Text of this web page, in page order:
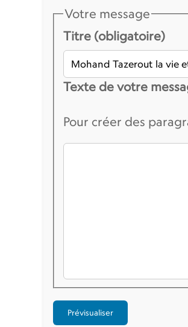
Votre message
Titre (obligatoire)
Texte de votre
Pour créer des